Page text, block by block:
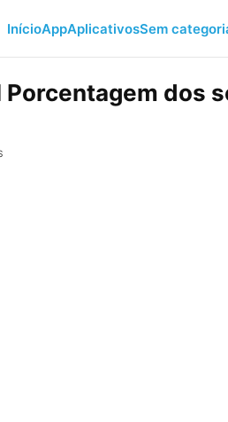
InícioAppAplicativosSem
Porcentagem dos